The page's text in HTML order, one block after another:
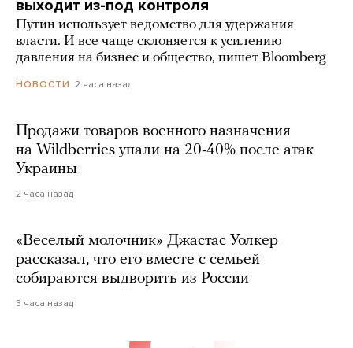
выходит из-под контроля
Путин использует ведомство для удержания
власти. И все чаще склоняется к усилению
давления на бизнес и общество, пишет Bloomberg
НОВОСТИ 2 часа назад
Продажи товаров военного назначения
на Wildberries упали на 20-40% после атак
Украины
2 часа назад
«Веселый молочник» Джастас Уолкер
рассказал, что его вместе с семьей
собираются выдворить из России
3 часа назад